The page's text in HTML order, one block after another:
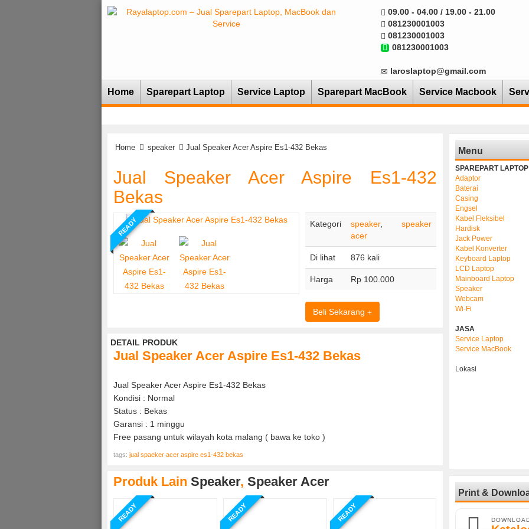
09.00 - 04.00 / 19.00 - 21.00
081230001003
081230001003
081230001003
laroslaptop@gmail.com
Home Sparepart Laptop Service Laptop Sparepart MacBook Service Macbook
Home speaker Jual Speaker Acer Aspire Es1-432 Bekas
Jual Speaker Acer Aspire Es1-432
Bekas
READY Kategori speaker,speaker
acer
Di lihat 876 kali
Harga Rp 100.000
Beli Sekarang
DETAIL PRODUK
Jual Speaker Acer Aspire Es1-432 Bekas
Jual Speaker Acer Aspire Es1-432 Bekas
Kondisi : Normal
Status : Bekas
Garansi : 1 minggu
Free pasang untuk wilayah kota malang ( bawa ke toko )
tags: jual spaeker acer aspire es1-432 bekas
Produk Lain Speaker, Speaker Acer
READY READY READY
Menu
SPAREPART LAPTOP
Adaptor
Baterai
Casing
Engsel
Kabel Fleksibel
Hardisk
Jack Power
Kabel Konverter
Keyboard Laptop
LCD Laptop
Mainboard Laptop
Speaker
Webcam
Wi-Fi
JASA
Service Laptop
Service MacBook
Lokasi
Print &